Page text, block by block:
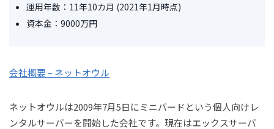
運用年数：11年10カ月 (2021年1月時点)
資本金：9000万円
会社概要 – ネットオウル
ネットオウルは2009年7月5日にミニバードという個人向けレ
ンタルサーバーを開始した会社です。現在はエックスサーバ